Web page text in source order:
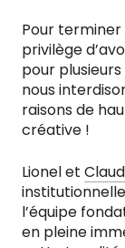
Pour terminer
privilège
pour
nous
raisons de
créative !
Lionel et
l’équipe
en pleine